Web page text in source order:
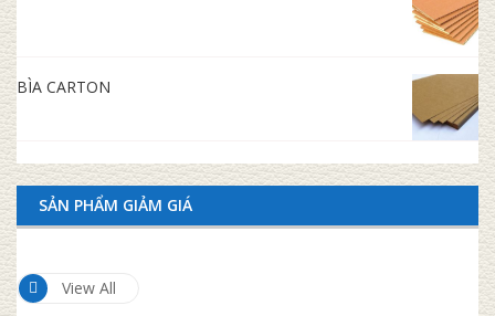
BÌA CARTON
SẢN PHẨM GIẢM GIÁ
View All